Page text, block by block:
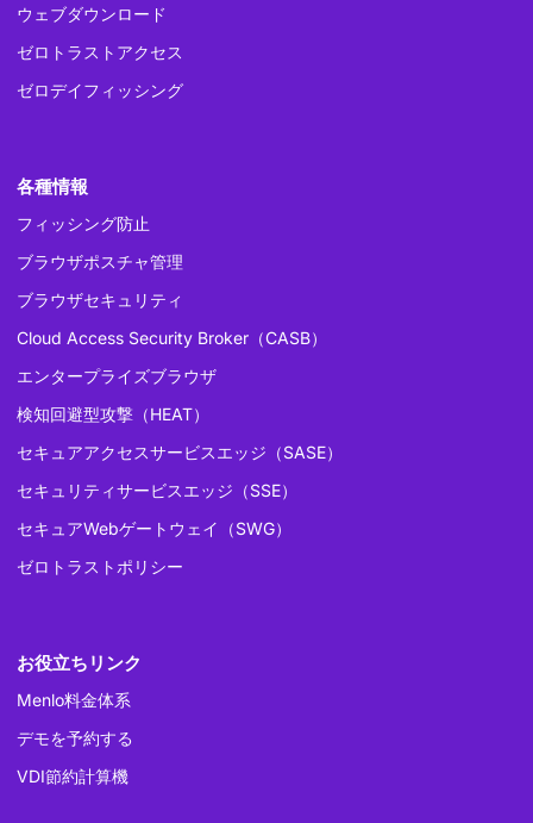
ウェブダウンロード
ゼロトラストアクセス
ゼロデイフィッシング
各種情報
フィッシング防止
ブラウザポスチャ管理
ブラウザセキュリティ
Cloud Access Security Broker（CASB）
エンタープライズブラウザ
検知回避型攻撃（HEAT）
セキュアアクセスサービスエッジ（SASE）
セキュリティサービスエッジ（SSE）
セキュアWebゲートウェイ（SWG）
ゼロトラストポリシー
お役立ちリンク
Menlo料金体系
デモを予約する
VDI節約計算機